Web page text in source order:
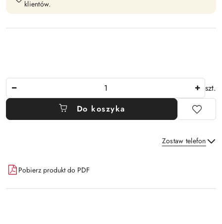
klientów.
szt.
Do koszyka
Zostaw telefon
Dostępność
i
dostawa
Pobierz produkt do PDF